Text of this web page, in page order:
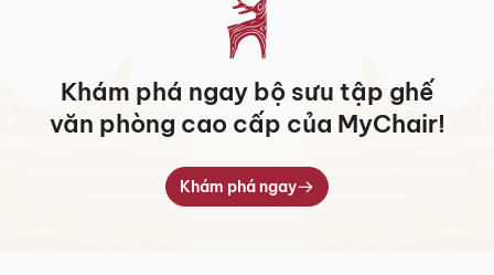
Khám phá ngay bộ sưu tập ghế
văn phòng cao cấp của MyChair!
Khám phá ngay